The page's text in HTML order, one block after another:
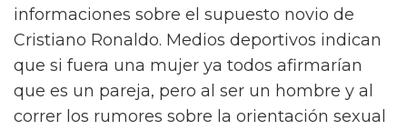
informaciones sobre el supuesto novio de
Cristiano Ronaldo. Medios deportivos indican
que si fuera una mujer ya todos afirmarían
que es un pareja, pero al ser un hombre y al
correr los rumores sobre la orientación sexual